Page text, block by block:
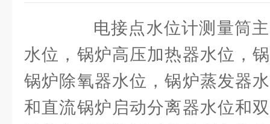
电接点水位计测量筒主
水位，锅炉高压加热器水位，
锅炉除氧器水位，锅炉蒸发器
和直流锅炉启动分离器水位和